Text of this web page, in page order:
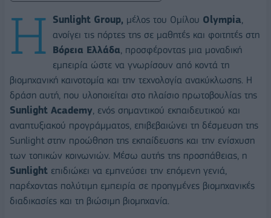
Η Sunlight Group, μέλος του Ομίλου Olympia
ανοίγει τις πόρτες της σε μαθητές και φοιτητές στη
Βόρεια Ελλάδα , προσφέροντας μια μοναδική
εμπειρία ώστε να γνωρίσουν από κοντά τη
βιομηχανική καινοτομία και την τεχνολογία ανακύκλωσης. Η
δράση αυτή, που υλοποιείται στο πλαίσιο πρωτοβουλίας της
Sunlight Academy , ενός σημαντικού εκπαιδευτικού και
αναπτυξιακού προγράμματος, επιβεβαιώνει τη δέσμευση της
Sunlight στην προώθηση της εκπαίδευσης και την ενίσχυση
των τοπικών κοινωνιών. Μέσω αυτής της προσπάθειας, η
Sunlight επιδιώκει να εμπνεύσει την επόμενη γενιά,
παρέχοντας πολύτιμη εμπειρία σε προηγμένες βιομηχανικές
διαδικασίες και τη βιώσιμη βιομηχανία.